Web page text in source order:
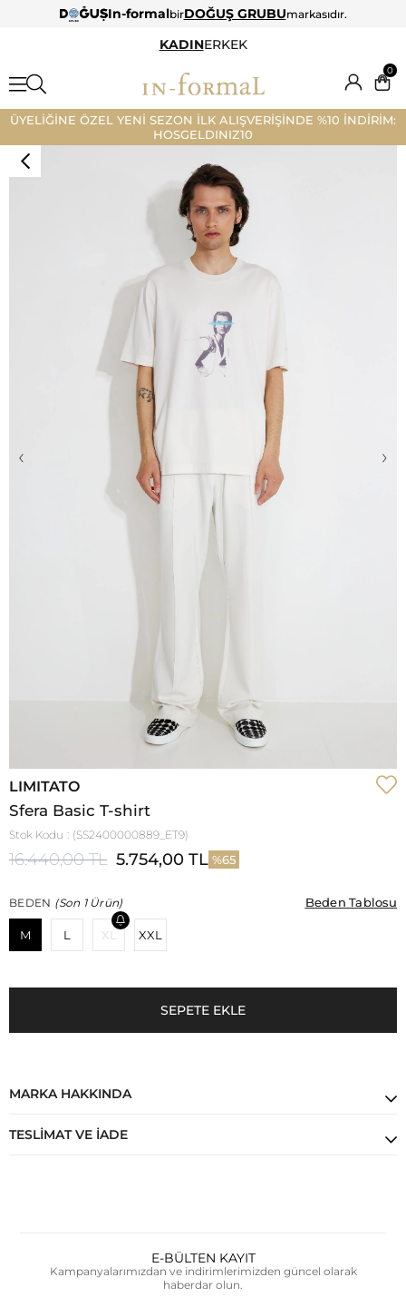
In-formalbirDOĞUŞ GRUBUmarkasıdır.
KADINERKEK
0
ÜYELİĞİNE ÖZEL YENİ SEZON İLK ALIŞVERİŞİNDE %10 İNDİRİM:
HOSGELDINIZ10
‹ ›
LIMITATO
Sfera Basic T-shirt
Stok Kodu (SS2400000889_ET9)
16.440,00 TL 5.754,00 TL 65
BEDEN (Son 1 Ürün) Beden Tablosu
Beden Tablosu
M L XL XXL
MARKA HAKKINDA
TESLIMAT VE İADE
E-BÜLTEN KAYIT
Kampanyalarımızdan ve indirimlerimizden güncel olarak
haberdar olun.